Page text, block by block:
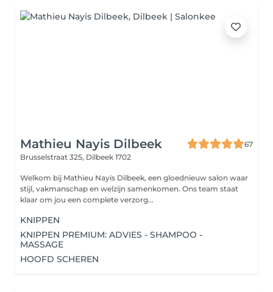
Mathieu Nayis Dilbeek
67
Brusselstraat 325, Dilbeek 1702
Welkom bij Mathieu Nayis Dilbeek, een gloednieuw salon waar
stijl, vakmanschap en welzijn samenkomen. Ons team staat
klaar om jou een complete verzorg...
KNIPPEN
KNIPPEN PREMIUM: ADVIES - SHAMPOO -
MASSAGE
HOOFD SCHEREN